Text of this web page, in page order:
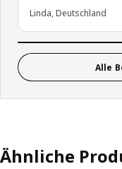
Linda, Deutschland
Alle
Ähnliche